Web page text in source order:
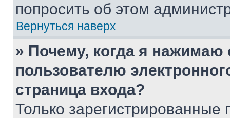
попросить об этом
Вернуться наверх
» Почему, когда я нажимаю
пользователю
страница входа?
Только зарегистрированные